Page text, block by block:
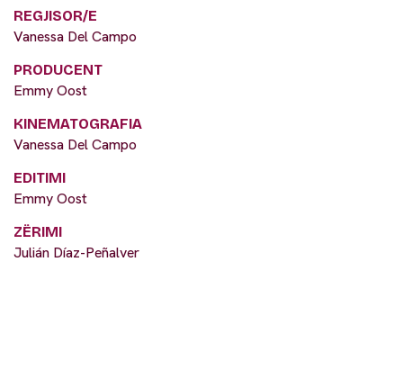
REGJISOR/E
Vanessa Del Campo
PRODUCENT
Emmy Oost
KINEMATOGRAFIA
Vanessa Del Campo
EDITIMI
Emmy Oost
ZËRIMI
Julián Díaz-Peñalver